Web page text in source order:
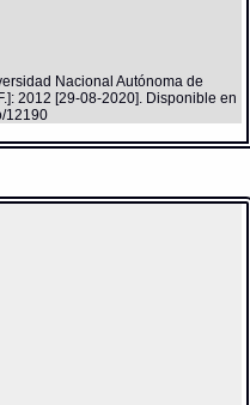
Nacional Autónoma de
2012 [29-08-2020]. Disponible en
12190